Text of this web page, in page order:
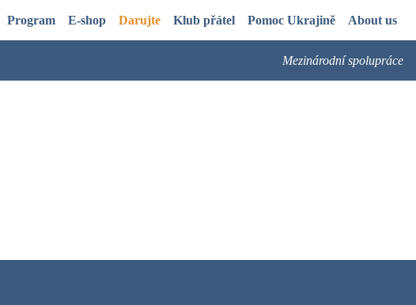
Program E-shop Darujte Klub přátel Pomoc Ukrajině About us
Mezinárodní spolupráce